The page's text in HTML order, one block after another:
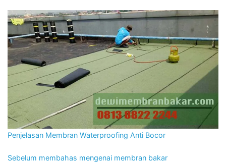
Penjelasan Membran Waterproofing Anti Bocor
Sebelum membahas mengenai membran bakar